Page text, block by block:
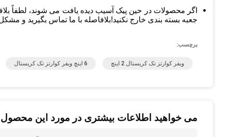
اگر محصولات در حین پیک آسیب دیده یافت می شوند، لطفاً
جعبه بسته بندی خارج نکنید!بلافاصله با ما تماس بگیرید و
برچسب:
ویفر کوارتز تک کریستال 2 اینچ 6 اینچ ویفر کوارتز تک کریستال
می خواهید اطلاعات بیشتری در مورد این محصول